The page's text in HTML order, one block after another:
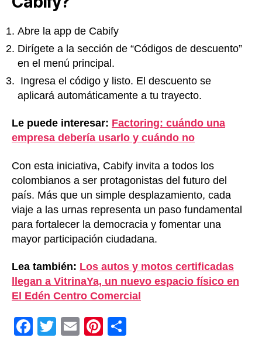
Abre la app de Cabify
Dirígete a la sección de “Códigos de descuento”
en el menú principal.
Ingresa el código y listo. El descuento se
aplicará automáticamente a tu trayecto.
Le puede interesar: Factoring: cuándo una
empresa debería usarlo y cuándo no
Con esta iniciativa, Cabify invita a todos los
colombianos a ser protagonistas del futuro del
país. Más que un simple desplazamiento, cada
viaje a las urnas representa un paso fundamental
para fortalecer la democracia y fomentar una
mayor participación ciudadana.
Lea también: Los autos y motos certificadas
llegan a VitrinaYa, un nuevo espacio físico en
El Edén Centro Comercial
F
T
E
Pi